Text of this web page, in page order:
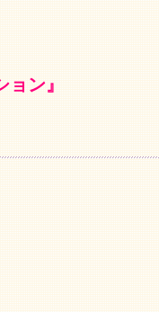
ョン』